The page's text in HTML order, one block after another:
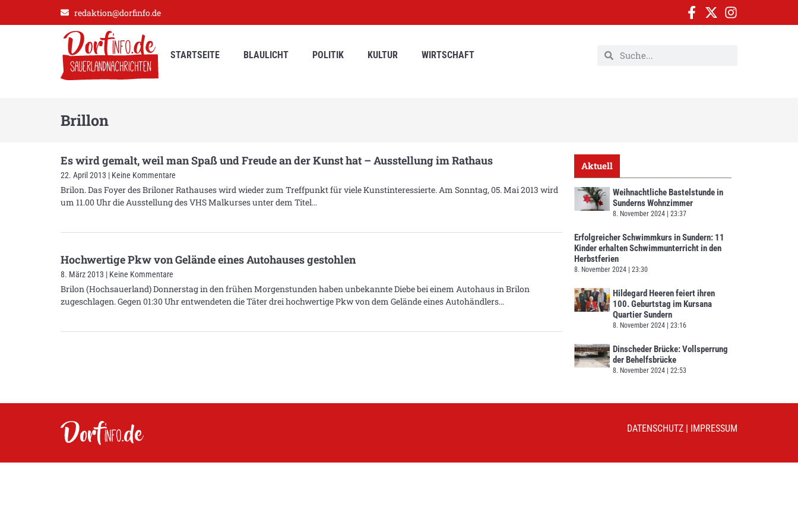
redaktion@dorfinfo.de
STARTSEITE BLAULICHT POLITIK KULTUR WIRTSCHAFT
Brillon
Es wird gemalt, weil man Spaß und Freude an der Kunst hat – Ausstellung im Rathaus
22. April 2013 Keine Kommentare
Brilon. Das Foyer des Briloner Rathauses wird wieder zum Treffpunkt für viele Kunstinteressierte. Am Sonntag, 05. Mai 2013 wird
um 11.00 Uhr die Ausstellung des VHS Malkurses unter dem Titel
Hochwertige Pkw von Gelände eines Autohauses gestohlen
8. März 2013 Keine Kommentare
Brilon (Hochsauerland) Donnerstag in den frühen Morgenstunden haben unbekannte Diebe bei einem Autohaus in Brilon
zugeschlagen. Gegen 01:30 Uhr entwendeten die Täter drei hochwertige Pkw von dem Gelände eines Autohändlers
Aktuell
Weihnachtliche Bastelstunde in
Sunderns Wohnzimmer
8. November 2024 23:37
Erfolgreicher Schwimmkurs in Sundern: 11
Kinder erhalten Schwimmunterricht in den
Herbstferien
8. November 2024 23:30
Hildegard Heeren feiert ihren
100. Geburtstag im Kursana
Quartier Sundern
8. November 2024 23:16
Dinscheder Brücke: Vollsperrung
der Behelfsbrücke
8. November 2024 22:53
DATENSCHUTZ | IMPRESSUM